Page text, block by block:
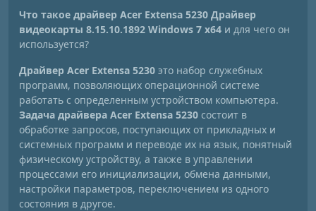
Что такое драйвер Acer Extensa 5230 Драйвер
видеокарты 8.15.10.1892 Windows 7 x64 и для чего он
используется?
Драйвер Acer Extensa 5230 это набор служебных
программ, позволяющих операционной системе
работать с определенным устройством компьютера.
Задача драйвера Acer Extensa 5230 состоит в
обработке запросов, поступающих от прикладных и
системных программ и переводе их на язык, понятный
физическому устройству, а также в управлении
процессами его инициализации, обмена данными,
настройки параметров, переключением из одного
состояния в другое.